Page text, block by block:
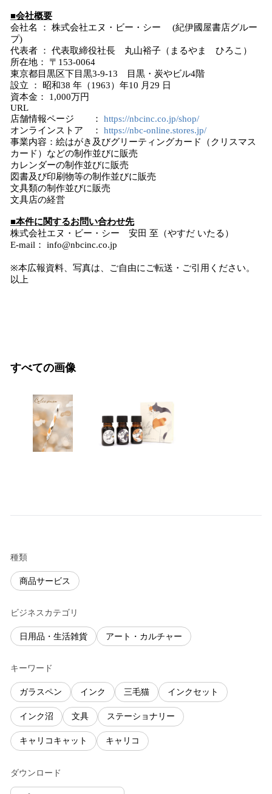
■会社概要
会社名 ： 株式会社エヌ・ビー・シー (紀伊國屋書店グルー
プ)
代表者 ： 代表取締役社長 丸山裕子（まるやま ひろこ）
所在地： 〒153-0064
東京都目黒区下目黒3-9-13 目黒・炭やビル4階
設立 ： 昭和38 年（1963）年10 月29 日
資本金： 1,000万円
URL
店舗情報ページ ： https://nbcinc.co.jp/shop/
オンラインストア ： https://nbc-online.stores.jp/
事業内容：絵はがき及びグリーティングカード（クリスマス
カード）などの制作並びに販売
カレンダーの制作並びに販売
図書及び印刷物等の制作並びに販売
文具類の制作並びに販売
文具店の経営
■本件に関するお問い合わせ先
株式会社エヌ・ビー・シー 安田 至（やすだ いたる）
E-mail： info@nbcinc.co.jp
※本広報資料、写真は、ご自由にご転送・ご引用ください。
以上
すべての画像
種類
商品サービス
ビジネスカテゴリ
日用品・生活雑貨 アート・カルチャー
キーワード
ガラスペン インク 三毛猫 インクセット
インク沼 文具 ステーショナリー
キャリコキャット キャリコ
ダウンロード